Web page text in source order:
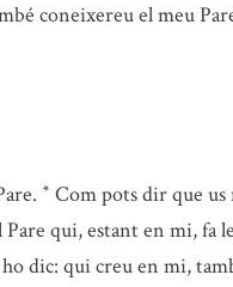
coneixereu el meu
* Com pots dir que us
Pare qui, estant en mi, fa
dic: qui creu en mi,